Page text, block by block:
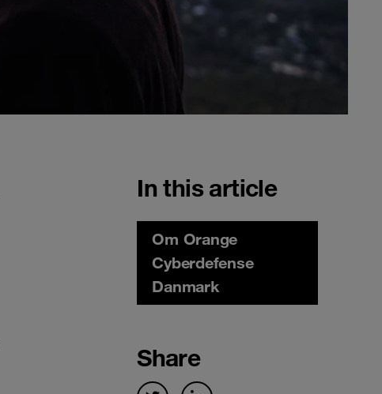
In this article
Om Orange
Cyberdefense
Danmark
Share